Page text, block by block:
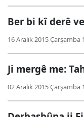
Ber bi kî derê
16 Aralık 2015 Çarşamba
Ji mergê me:
02 Aralık 2015 Çarşamba